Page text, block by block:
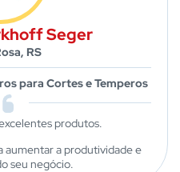
Seger
RS
para Cortes e Temperos
produtos.
aumentar a produtividade e
seu negócio.